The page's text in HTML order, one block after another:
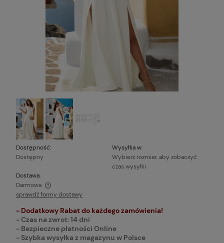
Dostępność:
Dostępny
Wysyłka w:
Wybierz rozmiar, aby zobaczyć
czas wysyłki
Dostawa:
Darmowa
Cena nie zawiera ewentualnych kosztów płatności
sprawdź formy dostawy
- Dodatkowy Rabat do każdego zamówienia!
- Czas na zwrot: 14 dni
- Bezpieczne płatności Online
- Szybka wysyłka z magazynu w Polsce